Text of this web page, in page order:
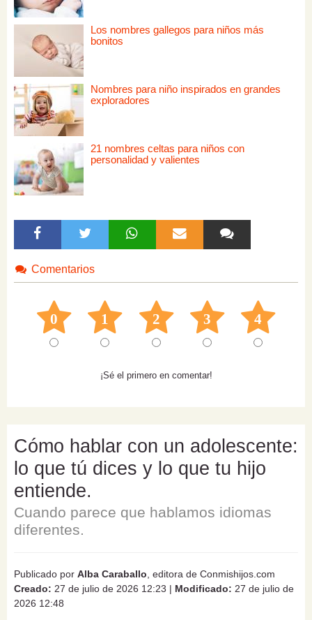
Los nombres gallegos para niños más
bonitos
Nombres para niño inspirados en grandes
exploradores
21 nombres celtas para niños con
personalidad y valientes
Comentarios
0 1 2 3 4
¡Sé el primero en comentar!
Cómo hablar con un adolescente:
lo que tú dices y lo que tu hijo
entiende.
Cuando parece que hablamos idiomas
diferentes.
Publicado por Alba Caraballo , editora de Conmishijos.com
Creado: 27 de julio de 2026 12:23 | Modificado: 27 de julio de
2026 12:48